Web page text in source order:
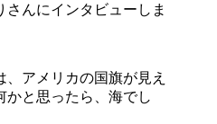
んにインタビューしま
アメリカの国旗が見え
かと思ったら、海でし